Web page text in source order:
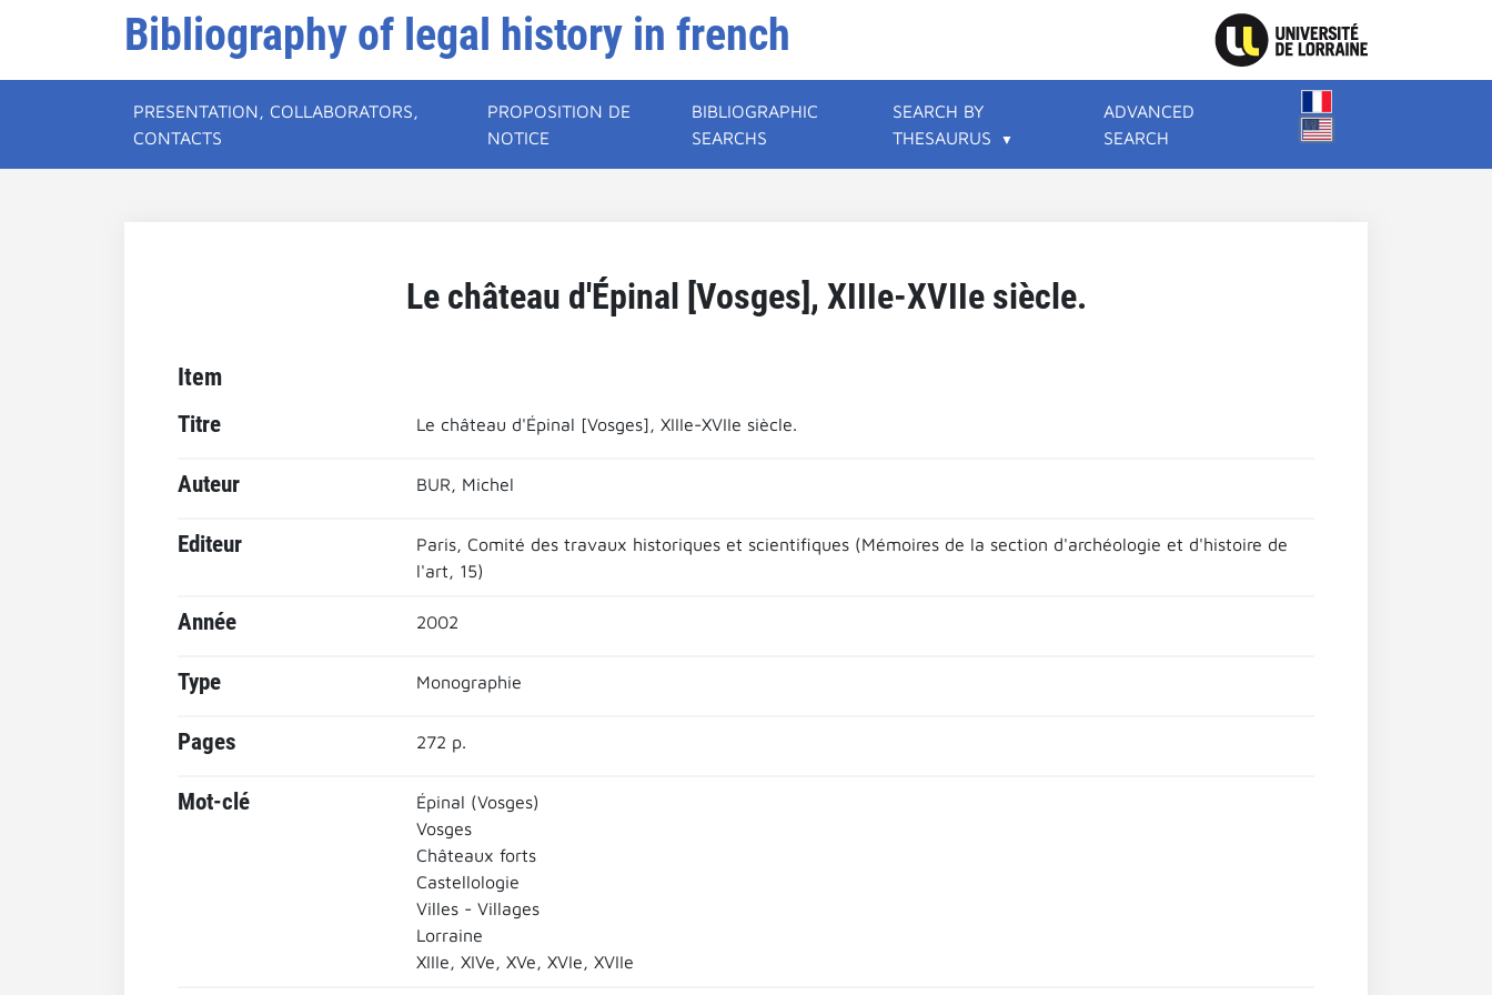
Bibliography of legal history in french
PRESENTATION, COLLABORATORS,
CONTACTS
PROPOSITION DE
NOTICE
BIBLIOGRAPHIC
SEARCHS
SEARCH BY
THESAURUS
ADVANCED
SEARCH
Le château d'Épinal [Vosges], XIIIe-XVIIe siècle.
Item
Titre Le château d'Épinal [Vosges], XIIIe-XVIIe siècle.
Auteur BUR, Michel
Editeur
Paris, Comité des travaux historiques et scientifiques (Mémoires de la section d'archéologie et d'histoire de
l'art, 15)
Année 2002
Type Monographie
Pages 272 p.
Mot-clé
Épinal (Vosges)
Vosges
Châteaux forts
Castellologie
Villes - Villages
Lorraine
XIIIe, XIVe, XVe, XVIe, XVIIe